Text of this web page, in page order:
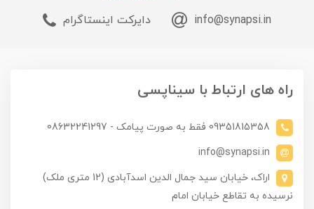
info@synapsi.in دایرکت اینستاگرام
راه های ارتباط با سیناپسی
09351815358 فقط به صورت پیامک - 08632241297
info@synapsi.in
اراک، خیابان سید جمال الدین اسدآبادی (12 متری ملک)
نرسیده به تقاطع خیابان امام